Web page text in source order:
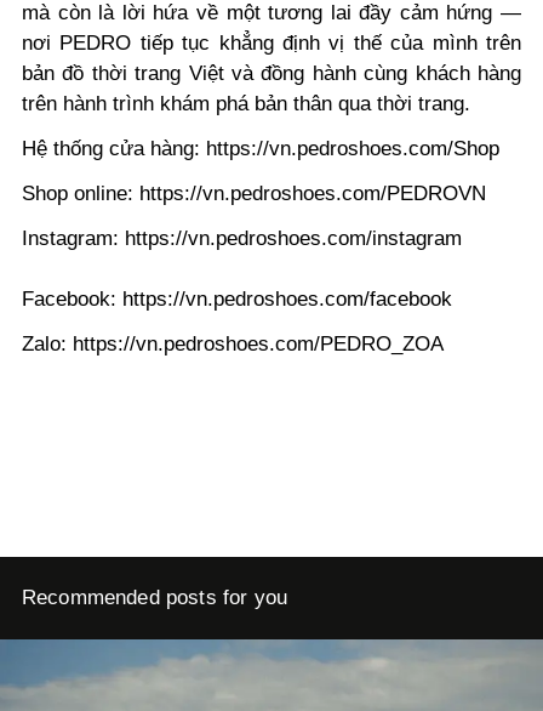
mà còn là lời hứa về một tương lai đầy cảm hứng —
nơi PEDRO tiếp tục khẳng định vị thế của mình trên
bản đồ thời trang Việt và đồng hành cùng khách hàng
trên hành trình khám phá bản thân qua thời trang.
Hệ thống cửa hàng: https://vn.pedroshoes.com/Shop
Shop online: https://vn.pedroshoes.com/PEDROVN
Instagram: https://vn.pedroshoes.com/instagram
Facebook: https://vn.pedroshoes.com/facebook
Zalo: https://vn.pedroshoes.com/PEDRO_ZOA
Recommended posts for you